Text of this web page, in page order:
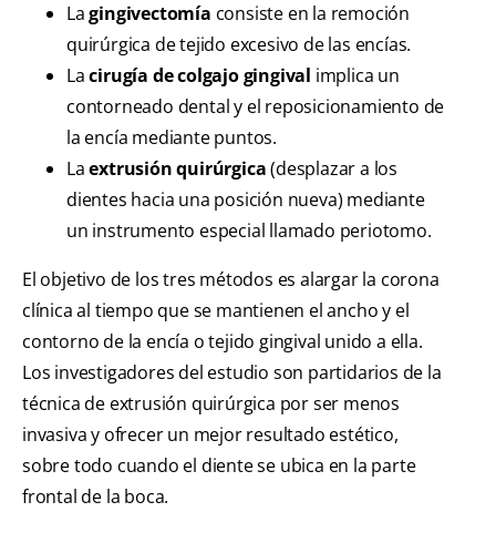
Lagingivectomía consiste en la remoción
quirúrgica de tejido excesivo de las encías.
Lacirugía de colgajo gingival implica un
contorneado dental y el reposicionamiento de
la encía mediante puntos.
Laextrusión quirúrgica(desplazar a los
dientes hacia una posición nueva) mediante
un instrumento especial llamado periotomo.
El objetivo de los tres métodos es alargar la corona
clínica al tiempo que se mantienen el ancho y el
contorno de la encía o tejido gingival unido a ella.
Los investigadores del estudio son partidarios de la
técnica de extrusión quirúrgica por ser menos
invasiva y ofrecer un mejor resultado estético,
sobre todo cuando el diente se ubica en la parte
frontal de la boca.